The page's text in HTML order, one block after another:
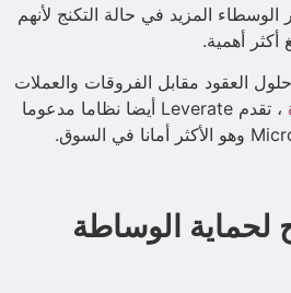
المزيد في حالة التكنج لأنهم
أكثر أهمية.
العقود مقابل الفروقات والعملات
، تقدم Leverate أيضا نظاما مدعوما
8 نصائح لحماية الوساطة